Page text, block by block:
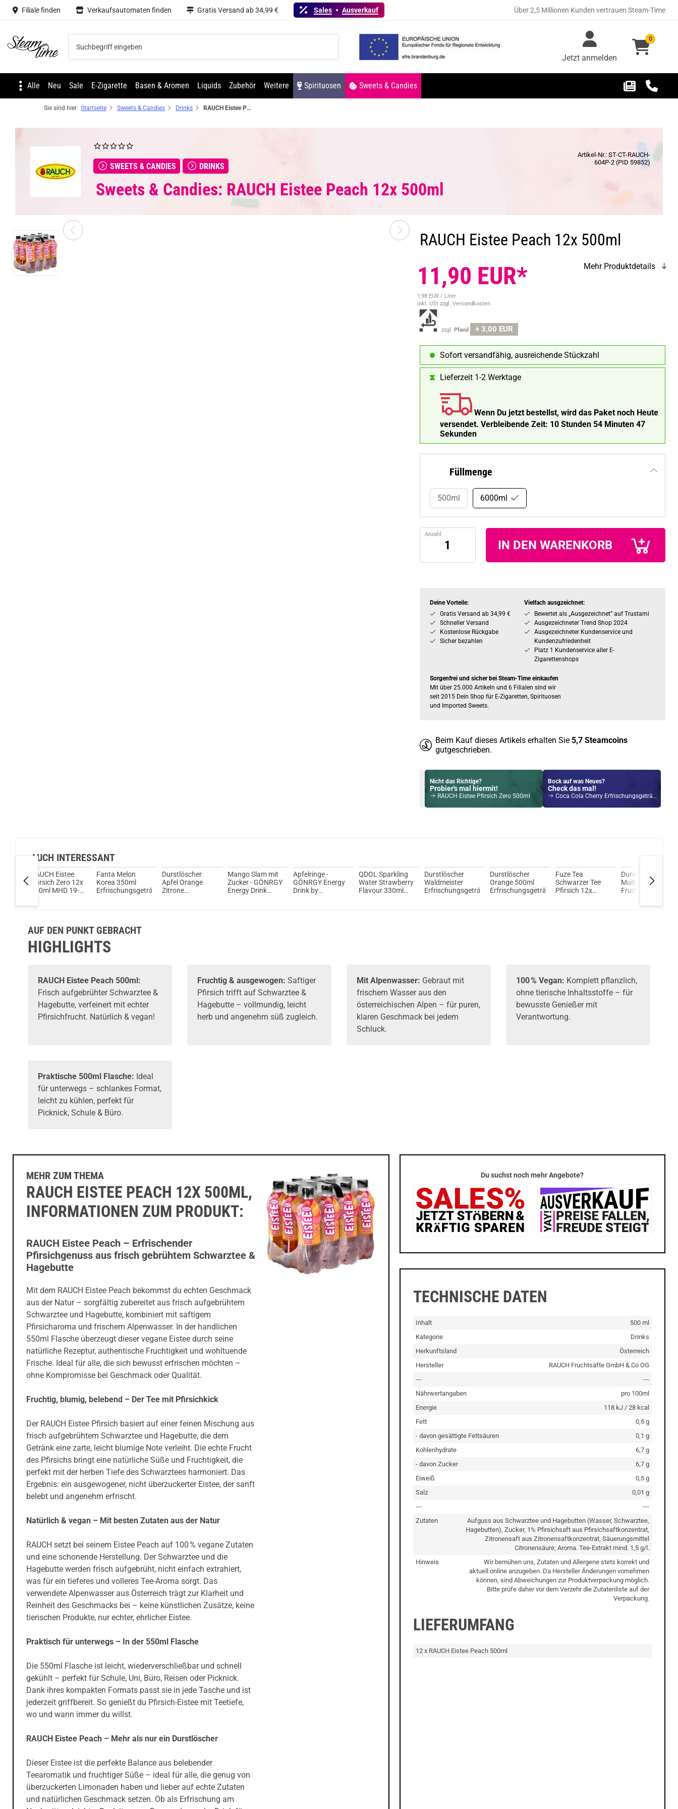
Filiale finden Verkaufsautomaten finden Gratis Versand ab 34,99 € Sales Ausverkauf Über 2,5 Millionen Kunden vertrauen Steam-Time
Steam time Jetzt anmelden
0
Alle Neu Sale E-Zigarette Basen & Aromen Liquids Zubehör Weitere Spirituosen Sweets & Candies
Sie sind hier: Startseite Sweets & Candies Drinks RAUCH Eistee Peach 12x 500ml
SWEETS & CANDIES DRINKS
Artikel-Nr.: ST-CT-RAUCH-
604P-2 (PID 59852)
Sweets & Candies: RAUCH Eistee Peach 12x 500ml
RAUCH Eistee Peach 12x 500ml
11,90 EUR*
1,98 EUR / Liter
inkl. USt zzgl. Versandkosten
zzgl. Pfand + 3,00 EUR
Mehr Produktdetails
Sofort versandfähig, ausreichende Stückzahl
Lieferzeit 1-2 Werktage
Wenn Du jetzt bestellst, wird das Paket noch Heute
versendet. Verbleibende Zeit: 10 Stunden 54 Minuten 46
Sekunden
Füllmenge
500ml 6000ml
Anzahl
IN DEN WARENKORB
Deine Vorteile:
Gratis Versand ab 34,99 €
Schneller Versand
Kostenlose Rückgabe
Sicher bezahlen
Vielfach ausgzeichnet:
Bewertet als „Ausgezeichnet” auf Trustami
Ausgezeichneter Trend Shop 2024
Ausgezeichneter Kundenservice und
Kundenzufriedenheit
Platz 1 Kundenservice aller E-
Zigarettenshops
Sorgenfrei und sicher bei Steam-Time einkaufen
Mit über 25.000 Artikeln und 6 Filialen sind wir
seit 2015 Dein Shop für E-Zigaretten, Spirituosen
und Imported Sweets.
Beim Kauf dieses Artikels erhalten Sie 5,7 Steamcoins
gutgeschrieben.
Nicht das Richtige?
Probier's mal hiermit!
RAUCH Eistee Pfirsich Zero 500ml
Bock auf was Neues?
Check das mal!
Coca Cola Cherry Erfrischungsgetränk 24x 330ml
AUCH INTERESSANT
RAUCH Eistee
Pfirsich Zero 12x
500ml MHD 19-
Fanta Melon
Korea 350ml
Erfrischungsgetränk
Durstlöscher
Apfel Orange
Zitrone
Mango Slam mit
Zucker - GÖNRGY
Energy Drink
Apfelringe -
GÖNRGY Energy
Drink by
QDOL Sparkling
Water Strawberry
Flavour 330ml
Durstlöscher
Waldmeister
Erfrischungsgetränk
Durstlöscher
Orange 500ml
Erfrischungsgetränk
Fuze Tea
Schwarzer Tee
Pfirsich 12x
Durstlöscher
Multivitamin 12-
Frucht
AUF DEN PUNKT GEBRACHT
HIGHLIGHTS
RAUCH Eistee Peach 500ml:
Frisch aufgebrühter Schwarztee &
Hagebutte, verfeinert mit echter
Pfirsichfrucht. Natürlich & vegan!
Fruchtig & ausgewogen: Saftiger
Pfirsich trifft auf Schwarztee &
Hagebutte – vollmundig, leicht
herb und angenehm süß zugleich.
Mit Alpenwasser: Gebraut mit
frischem Wasser aus den
österreichischen Alpen – für puren,
klaren Geschmack bei jedem
Schluck.
100 % Vegan: Komplett pflanzlich,
ohne tierische Inhaltsstoffe – für
bewusste Genießer mit
Verantwortung.
Praktische 500ml Flasche: Ideal
für unterwegs – schlankes Format,
leicht zu kühlen, perfekt für
Picknick, Schule & Büro.
MEHR ZUM THEMA
RAUCH EISTEE PEACH 12X 500ML,
INFORMATIONEN ZUM PRODUKT:
RAUCH Eistee Peach – Erfrischender
Pfirsichgenuss aus frisch gebrühtem Schwarztee &
Hagebutte
Mit dem RAUCH Eistee Peach bekommst du echten Geschmack
aus der Natur – sorgfältig zubereitet aus frisch aufgebrühtem
Schwarztee und Hagebutte, kombiniert mit saftigem
Pfirsicharoma und frischem Alpenwasser. In der handlichen
550ml Flasche überzeugt dieser vegane Eistee durch seine
natürliche Rezeptur, authentische Fruchtigkeit und wohltuende
Frische. Ideal für alle, die sich bewusst erfrischen möchten –
ohne Kompromisse bei Geschmack oder Qualität.
Fruchtig, blumig, belebend – Der Tee mit Pfirsichkick
Der RAUCH Eistee Pfirsich basiert auf einer feinen Mischung aus
frisch aufgebrühtem Schwarztee und Hagebutte, die dem
Getränk eine zarte, leicht blumige Note verleiht. Die echte Frucht
des Pfirsichs bringt eine natürliche Süße und Fruchtigkeit, die
perfekt mit der herben Tiefe des Schwarztees harmoniert. Das
Ergebnis: ein ausgewogener, nicht überzuckerter Eistee, der sanft
belebt und angenehm erfrischt.
Natürlich & vegan – Mit besten Zutaten aus der Natur
RAUCH setzt bei seinem Eistee Peach auf 100 % vegane Zutaten
und eine schonende Herstellung. Der Schwarztee und die
Hagebutte werden frisch aufgebrüht, nicht einfach extrahiert,
was für ein tieferes und volleres Tee-Aroma sorgt. Das
verwendete Alpenwasser aus Österreich trägt zur Klarheit und
Reinheit des Geschmacks bei – keine künstlichen Zusätze, keine
tierischen Produkte, nur echter, ehrlicher Eistee.
Praktisch für unterwegs – In der 550ml Flasche
Die 550ml Flasche ist leicht, wiederverschließbar und schnell
gekühlt – perfekt für Schule, Uni, Büro, Reisen oder Picknick.
Dank ihres kompakten Formats passt sie in jede Tasche und ist
jederzeit griffbereit. So genießt du Pfirsich-Eistee mit Teetiefe,
wo und wann immer du willst.
RAUCH Eistee Peach – Mehr als nur ein Durstlöscher
Dieser Eistee ist die perfekte Balance aus belebender
Teearomatik und fruchtiger Süße – ideal für alle, die genug von
überzuckerten Limonaden haben und lieber auf echte Zutaten
und natürlichen Geschmack setzen. Ob als Erfrischung am
Du suchst noch mehr Angebote?
TECHNISCHE DATEN
Inhalt
500 ml
Kategorie
Drinks
Herkunftsland
Österreich
Hersteller
RAUCH Fruchtsäfte GmbH & Co OG
---
---
Nährwertangaben
pro 100ml
Energie
118 kJ / 28 kcal
Fett
0,5 g
- davon gesättigte Fettsäuren
0,1 g
Kohlenhydrate
6,7 g
- davon Zucker
6,7 g
Eiweiß
0,5 g
Salz
0,01 g
---
---
Zutaten
Aufguss aus Schwarztee und Hagebutten (Wasser, Schwarztee,
Hagebutten), Zucker, 1% Pfirsichsaft aus Pfirsichsaftkonzentrat,
Zitronensaft aus Zitronensaftkonzentrat, Säuerungsmittel
Citronensäure; Aroma. Tee-Extrakt mind. 1,5 g/l.
Hinweis
Wir bemühen uns, Zutaten und Allergene stets korrekt und
aktuell online anzugeben. Da Hersteller Änderungen vornehmen
können, sind Abweichungen zur Produktverpackung möglich.
Bitte prüfe daher vor dem Verzehr die Zutatenliste auf der
Verpackung.
LIEFERUMFANG
12 x RAUCH Eistee Peach 500ml